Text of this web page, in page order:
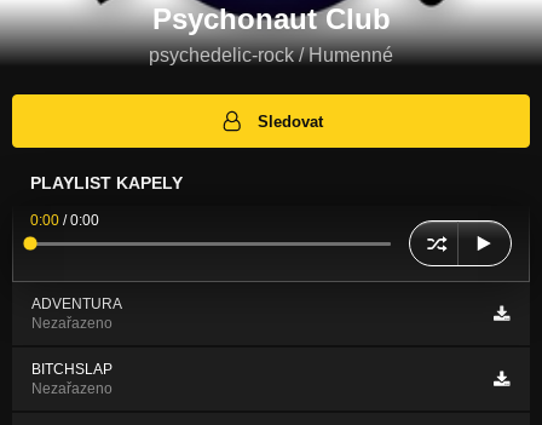
Psychonaut Club
psychedelic-rock / Humenné
Sledovat
PLAYLIST KAPELY
0:00 /0:00
ADVENTURA
Nezařazeno
BITCHSLAP
Nezařazeno